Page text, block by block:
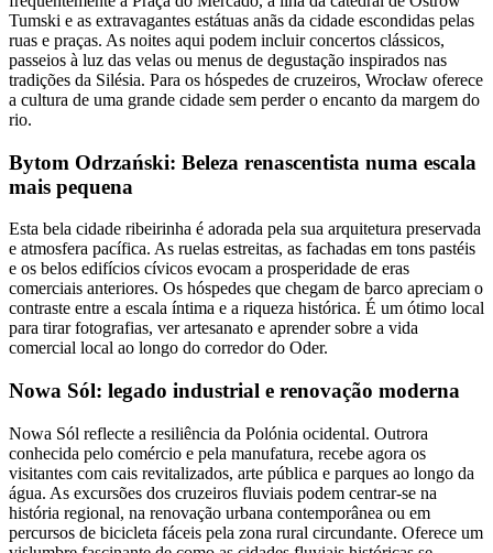
Tumski e as extravagantes estátuas anãs da cidade escondidas pelas
ruas e praças. As noites aqui podem incluir concertos clássicos,
passeios à luz das velas ou menus de degustação inspirados nas
tradições da Silésia. Para os hóspedes de cruzeiros, Wrocław oferece
a cultura de uma grande cidade sem perder o encanto da margem do
rio.
Bytom Odrzański: Beleza renascentista numa escala
mais pequena
Esta bela cidade ribeirinha é adorada pela sua arquitetura preservada
e atmosfera pacífica. As ruelas estreitas, as fachadas em tons pastéis
e os belos edifícios cívicos evocam a prosperidade de eras
comerciais anteriores. Os hóspedes que chegam de barco apreciam o
contraste entre a escala íntima e a riqueza histórica. É um ótimo local
para tirar fotografias, ver artesanato e aprender sobre a vida
comercial local ao longo do corredor do Oder.
Nowa Sól: legado industrial e renovação moderna
Nowa Sól reflecte a resiliência da Polónia ocidental. Outrora
conhecida pelo comércio e pela manufatura, recebe agora os
visitantes com cais revitalizados, arte pública e parques ao longo da
água. As excursões dos cruzeiros fluviais podem centrar-se na
história regional, na renovação urbana contemporânea ou em
percursos de bicicleta fáceis pela zona rural circundante. Oferece um